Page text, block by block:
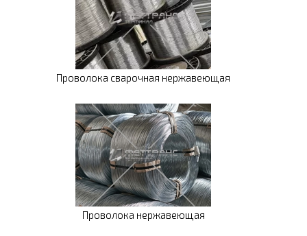
Проволока сварочная нержавеющая
Проволока нержавеющая